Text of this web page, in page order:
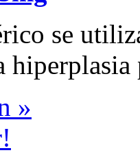
se
»